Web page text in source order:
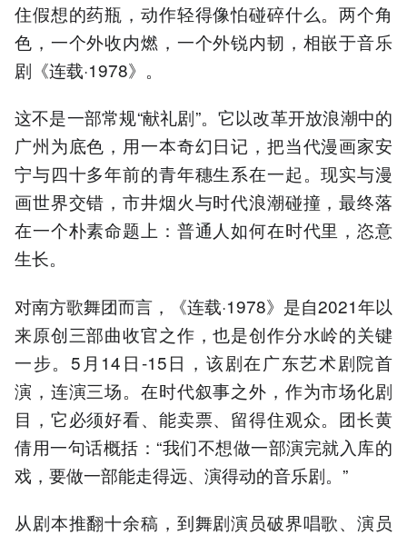
住假想的药瓶，动作轻得像怕碰碎什么。两个角
色，一个外收内燃，一个外锐内韧，相嵌于音乐
剧《连载·1978》。
这不是一部常规“献礼剧”。它以改革开放浪潮中的
广州为底色，用一本奇幻日记，把当代漫画家安
宁与四十多年前的青年穗生系在一起。现实与漫
画世界交错，市井烟火与时代浪潮碰撞，最终落
在一个朴素命题上：普通人如何在时代里，恣意
生长。
对南方歌舞团而言，《连载·1978》是自2021年以
来原创三部曲收官之作，也是创作分水岭的关键
一步。5月14日-15日，该剧在广东艺术剧院首
演，连演三场。在时代叙事之外，作为市场化剧
目，它必须好看、能卖票、留得住观众。团长黄
倩用一句话概括：“我们不想做一部演完就入库的
戏，要做一部能走得远、演得动的音乐剧。”
从剧本推翻十余稿，到舞剧演员破界唱歌、演员